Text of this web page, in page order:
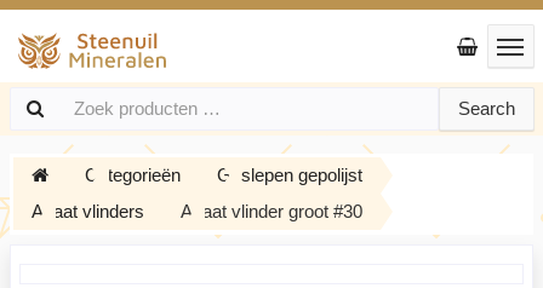
Search
Categorieën
Geslepen gepolijst
Agaat vlinders
Agaat vlinder groot #30